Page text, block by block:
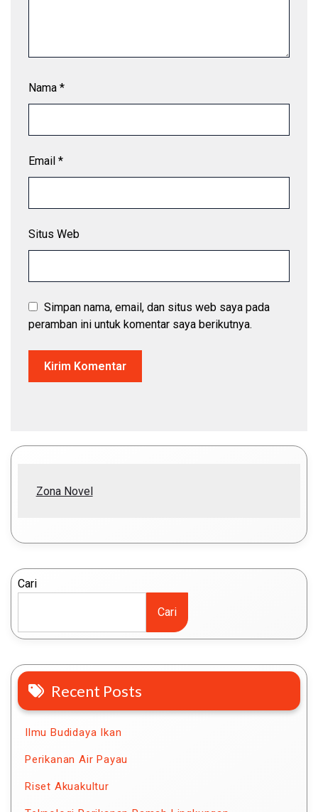
Nama *
Email *
Situs Web
Simpan nama, email, dan situs web saya pada
peramban ini untuk komentar saya berikutnya.
Zona Novel
Cari
Cari
Recent Posts
Ilmu Budidaya Ikan
Perikanan Air Payau
Riset Akuakultur